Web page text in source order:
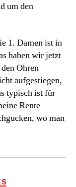
um den
1. Damen ist in
haben wir jetzt
Ohren
aufgestiegen,
typisch ist für
Rente
wo man